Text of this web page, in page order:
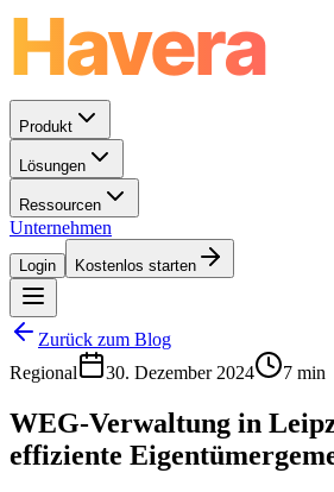
Produkt
Lösungen
Ressourcen
Unternehmen
Login Kostenlos starten
Zurück zum Blog
Regional
30. Dezember 2024 7 min
WEG-Verwaltung in
effiziente